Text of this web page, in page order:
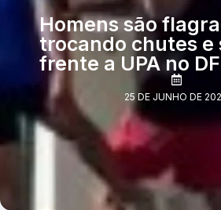
Homens são
trocando chutes e
frente a UPA no
25 DE JUNHO DE